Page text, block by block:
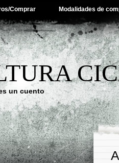
Comprar Modalidades de
un cuento